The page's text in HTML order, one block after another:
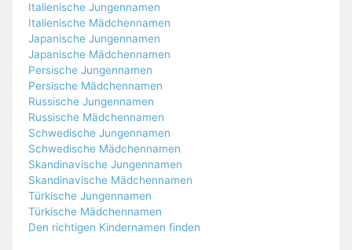
Italienische Jungennamen
Italienische Mädchennamen
Japanische Jungennamen
Japanische Mädchennamen
Persische Jungennamen
Persische Mädchennamen
Russische Jungennamen
Russische Mädchennamen
Schwedische Jungennamen
Schwedische Mädchennamen
Skandinavische Jungennamen
Skandinavische Mädchennamen
Türkische Jungennamen
Türkische Mädchennamen
Den richtigen Kindernamen finden